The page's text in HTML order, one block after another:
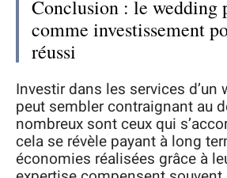
Conclusion : le wedding
comme investissement
réussi
Investir dans les services d’un
peut sembler contraignant au
nombreux sont ceux qui
cela se révèle payant à long
économies réalisées grâce à